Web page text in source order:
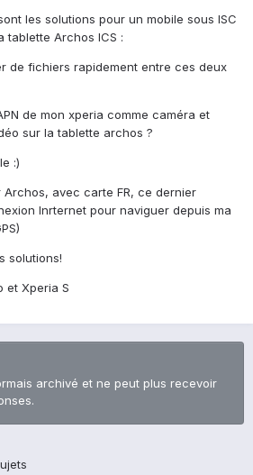
les solutions pour un mobile sous ISC
tablette Archos ICS :
de fichiers rapidement entre ces deux
de mon xperia comme caméra et
sur la tablette archos ?
:)
avec carte FR, ce dernier
Inrternet pour naviguer depuis ma
solutions!
et Xperia S
archivé et ne peut plus recevoir